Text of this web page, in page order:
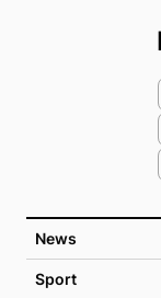
News
Sport